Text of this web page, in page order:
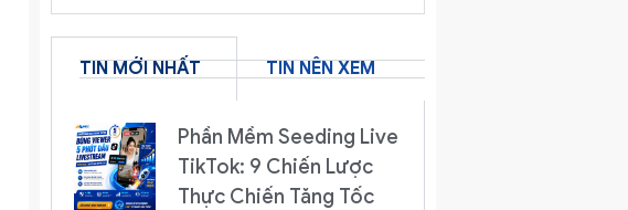
TIN MỚI NHẤT TIN NÊN XEM
Phần Mềm Seeding Live
TikTok: 9 Chiến Lược
Thực Chiến Tăng Tốc